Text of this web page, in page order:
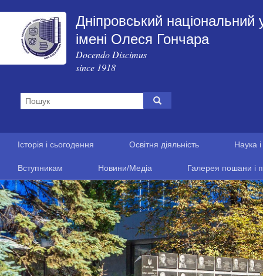
Дніпровський національний
імені Олеся Гончара
Docendo Discimus
since 1918
Історія і сьогодення Освітня діяльність Наука
Вступникам Новини/Медіа Галерея пошани і